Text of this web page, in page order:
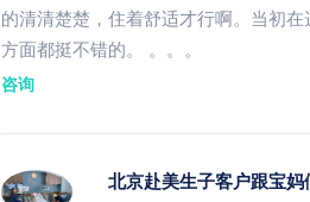
的清清楚楚，住着舒适才行啊。当初
方面都挺不错的。 。。。
咨询
北京赴美生子客户跟宝